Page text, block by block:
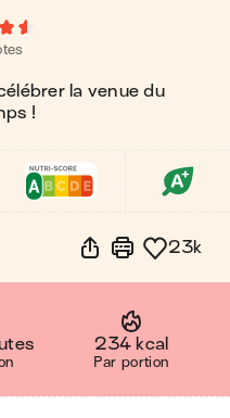
la venue du
!
23k
234 kcal
Par portion